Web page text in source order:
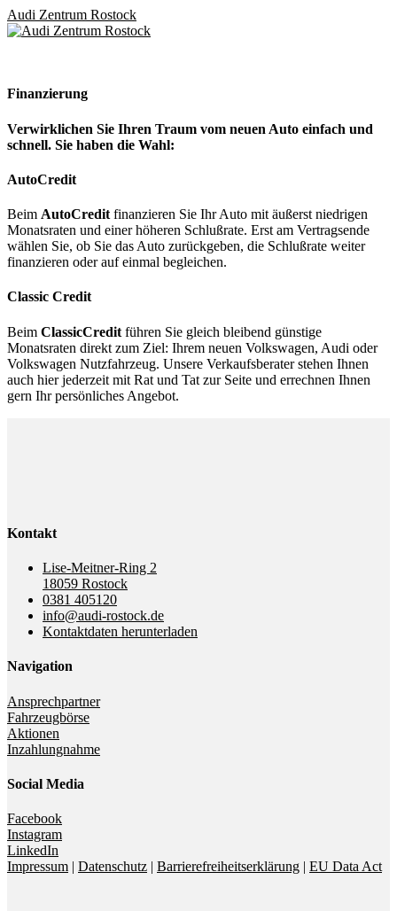
Audi Zentrum Rostock
Finanzierung
Verwirklichen Sie Ihren Traum vom neuen Auto einfach und
schnell. Sie haben die Wahl:
AutoCredit
Beim AutoCredit finanzieren Sie Ihr Auto mit äußerst niedrigen
Monatsraten und einer höheren Schlußrate. Erst am Vertragsende
wählen Sie, ob Sie das Auto zurückgeben, die Schlußrate weiter
finanzieren oder auf einmal begleichen.
Classic Credit
Beim ClassicCredit führen Sie gleich bleibend günstige
Monatsraten direkt zum Ziel: Ihrem neuen Volkswagen, Audi oder
Volkswagen Nutzfahrzeug. Unsere Verkaufsberater stehen Ihnen
auch hier jederzeit mit Rat und Tat zur Seite und errechnen Ihnen
gern Ihr persönliches Angebot.
Kontakt
Lise-Meitner-Ring 2
18059 Rostock
0381 405120
info@audi-rostock.de
Kontaktdaten herunterladen
Navigation
Ansprechpartner
Fahrzeugbörse
Aktionen
Inzahlungnahme
Social Media
Facebook
Instagram
LinkedIn
Impressum | Datenschutz | Barrierefreiheitserklärung | EU Data Act